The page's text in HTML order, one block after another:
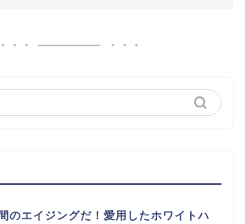
のエイジングだ！愛用したホワイトハ